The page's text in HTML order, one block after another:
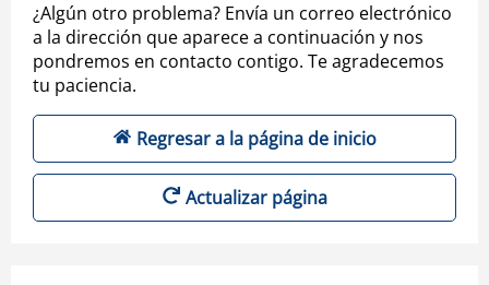
¿Algún otro problema? Envía un correo electrónico
a la dirección que aparece a continuación y nos
pondremos en contacto contigo. Te agradecemos
tu paciencia.
Regresar a la página de inicio
Actualizar página